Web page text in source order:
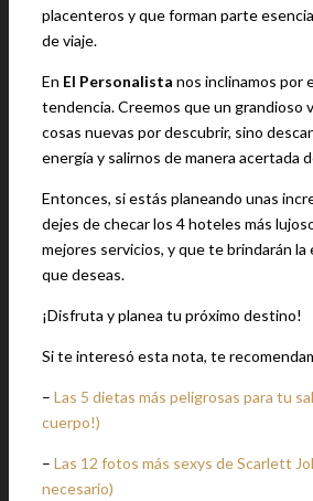
placenteros y que forman parte
de viaje.
En El Personalista nos inclinamos por
tendencia. Creemos que un grandioso
cosas nuevas por descubrir, sino
energía y salirnos de manera acertada
Entonces, si estás planeando unas
dejes de checar los 4 hoteles más
mejores servicios, y que te brindarán la
que deseas.
¡Disfruta y planea tu próximo destino!
Si te interesó esta nota, te
– Las 5 dietas más peligrosas para tu
cuerpo!)
– Las 12 fotos más sexys de Scarlett
necesario)